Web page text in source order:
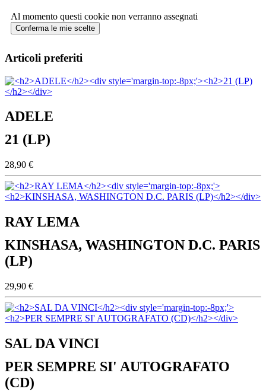
Al momento questi cookie non verranno assegnati
Conferma le mie scelte
Articoli preferiti
ADELE
21 (LP)
28,90 €
RAY LEMA
KINSHASA, WASHINGTON D.C. PARIS
(LP)
29,90 €
SAL DA VINCI
PER SEMPRE SI' AUTOGRAFATO
(CD)